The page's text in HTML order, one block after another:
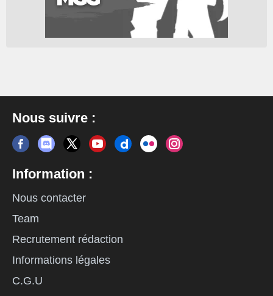
Nous suivre :
Information :
Nous contacter
Team
Recrutement rédaction
Informations légales
C.G.U